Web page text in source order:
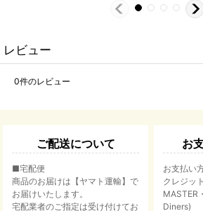
レビュー
0件のレビュー
ご配送について
■宅配便
商品のお届けは【ヤマト運輸】で
お届けいたします。
宅配業者のご指定は受け付けてお
お
お支払い
クレジッ
MASTER
Diners)